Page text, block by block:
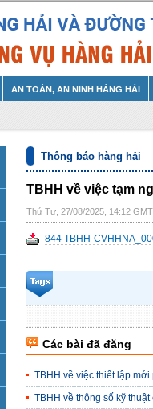
AN TOÀN, AN NINH HÀNG HẢI
Thông báo hàng hải
TBHH về việc tạm
Thứ Tư, 27/08/2025, 14:12
844 TBHH-
Các bài đã đăng
TBHH về việc thiết lập
TBHH về thông số kỹ